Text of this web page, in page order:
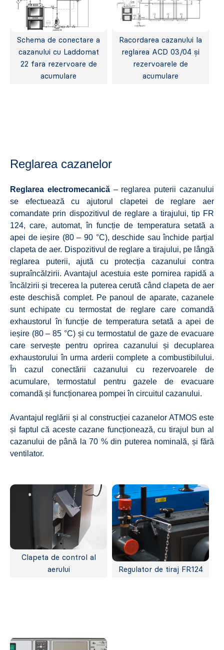
Schema de conectare a
cazanului cu Laddomat
22 fara rezervoare de
acumulare
Racordarea cazanului la
reglarea ACD 03/04 și
rezervoarele de
acumulare
Reglarea cazanelor
Reglarea electromecanică– reglarea puterii cazanului
se efectuează cu ajutorul clapetei de reglare aer
comandate prin dispozitivul de reglare a tirajului, tip FR
124, care, automat, în funcție de temperatura setată a
apei de ieșire (80 – 90 °C), deschide sau închide parțial
clapeta de aer. Dispozitivul de reglare a tirajului, pe lângă
reglarea puterii, ajută cu protecția cazanului contra
supraîncălzirii. Avantajul acestuia este pornirea rapidă a
încălzirii și trecerea la puterea cerută când clapeta de aer
este deschisă complet. Pe panoul de aparate, cazanele
sunt echipate cu termostat de reglare care comandă
exhaustorul în funcție de temperatura setată a apei de
ieșire (80 – 85 °C) și cu termostatul de gaze de evacuare
care servește pentru oprirea cazanului și decuplarea
exhaustorului în urma arderii complete a combustibilului.
În cazul conectării cazanului cu rezervoarele de
acumulare, termostatul pentru gazele de evacuare
comandă și funcționarea pompei în circuitul cazanului.
Avantajul reglării și al construcției cazanelor ATMOS este
și faptul că aceste cazane funcționează, cu tirajul bun al
cazanului de până la 70 % din puterea nominală, și fără
ventilator.
Clapeta de control al
aerului
Regulator de tiraj FR124